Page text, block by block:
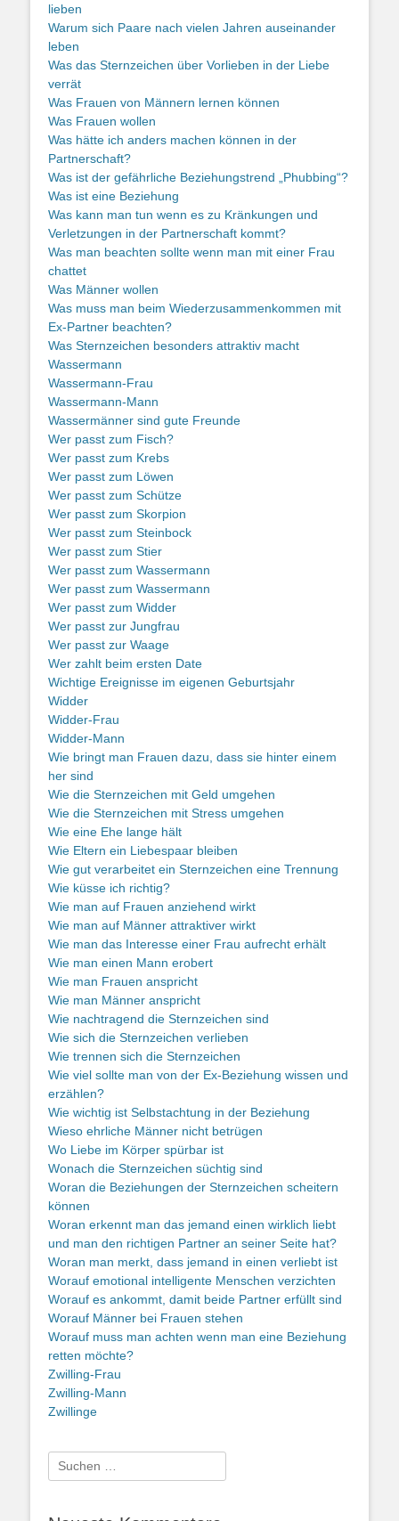
lieben
Warum sich Paare nach vielen Jahren auseinander
leben
Was das Sternzeichen über Vorlieben in der Liebe
verrät
Was Frauen von Männern lernen können
Was Frauen wollen
Was hätte ich anders machen können in der
Partnerschaft?
Was ist der gefährliche Beziehungstrend „Phubbing“?
Was ist eine Beziehung
Was kann man tun wenn es zu Kränkungen und
Verletzungen in der Partnerschaft kommt?
Was man beachten sollte wenn man mit einer Frau
chattet
Was Männer wollen
Was muss man beim Wiederzusammenkommen mit
Ex-Partner beachten?
Was Sternzeichen besonders attraktiv macht
Wassermann
Wassermann-Frau
Wassermann-Mann
Wassermänner sind gute Freunde
Wer passt zum Fisch?
Wer passt zum Krebs
Wer passt zum Löwen
Wer passt zum Schütze
Wer passt zum Skorpion
Wer passt zum Steinbock
Wer passt zum Stier
Wer passt zum Wassermann
Wer passt zum Wassermann
Wer passt zum Widder
Wer passt zur Jungfrau
Wer passt zur Waage
Wer zahlt beim ersten Date
Wichtige Ereignisse im eigenen Geburtsjahr
Widder
Widder-Frau
Widder-Mann
Wie bringt man Frauen dazu, dass sie hinter einem
her sind
Wie die Sternzeichen mit Geld umgehen
Wie die Sternzeichen mit Stress umgehen
Wie eine Ehe lange hält
Wie Eltern ein Liebespaar bleiben
Wie gut verarbeitet ein Sternzeichen eine Trennung
Wie küsse ich richtig?
Wie man auf Frauen anziehend wirkt
Wie man auf Männer attraktiver wirkt
Wie man das Interesse einer Frau aufrecht erhält
Wie man einen Mann erobert
Wie man Frauen anspricht
Wie man Männer anspricht
Wie nachtragend die Sternzeichen sind
Wie sich die Sternzeichen verlieben
Wie trennen sich die Sternzeichen
Wie viel sollte man von der Ex-Beziehung wissen und
erzählen?
Wie wichtig ist Selbstachtung in der Beziehung
Wieso ehrliche Männer nicht betrügen
Wo Liebe im Körper spürbar ist
Wonach die Sternzeichen süchtig sind
Woran die Beziehungen der Sternzeichen scheitern
können
Woran erkennt man das jemand einen wirklich liebt
und man den richtigen Partner an seiner Seite hat?
Woran man merkt, dass jemand in einen verliebt ist
Worauf emotional intelligente Menschen verzichten
Worauf es ankommt, damit beide Partner erfüllt sind
Worauf Männer bei Frauen stehen
Worauf muss man achten wenn man eine Beziehung
retten möchte?
Zwilling-Frau
Zwilling-Mann
Zwillinge
Suche
nach: